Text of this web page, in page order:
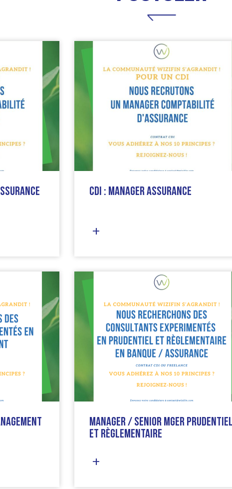
CDI : Manager Assurance
Manager / Senior Mger Prudentiel
et règlementaire